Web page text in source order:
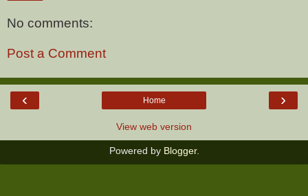
No comments:
Post a Comment
‹ ›
Home
View web version
Powered by Blogger.